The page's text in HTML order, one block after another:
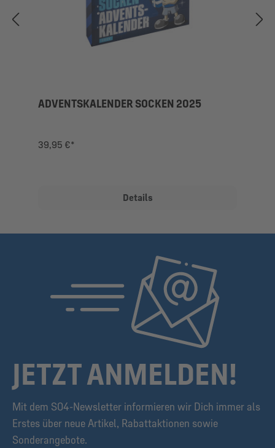
ADVENTSKALENDER SOCKEN 2025
39,95 €*
Details
JETZT ANMELDEN!
Mit dem S04-Newsletter informieren wir Dich immer als
Erstes über neue Artikel, Rabattaktionen sowie
Sonderangebote.